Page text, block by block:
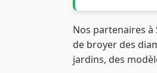
Nos partenaires à
de broyer des
jardins, des